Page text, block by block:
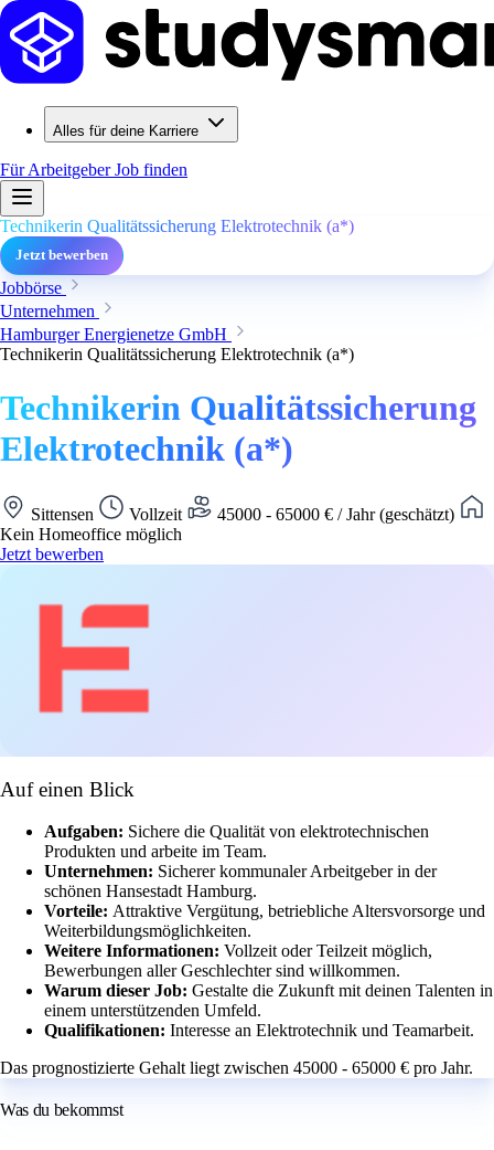
Alles für deine Karriere
Für ArbeitgeberJob finden
Technikerin Qualitätssicherung Elektrotechnik (a*)
Jetzt bewerben
Jobbörse
Unternehmen
Hamburger Energienetze GmbH
Technikerin Qualitätssicherung Elektrotechnik (a*)
Technikerin Qualitätssicherung
Elektrotechnik (a*)
Sittensen Vollzeit
45000 - 65000 € / Jahr (geschätzt)
Kein Homeoffice möglich
Jetzt bewerben
Auf einen Blick
Aufgaben: Sichere die Qualität von elektrotechnischen
Produkten und arbeite im Team.
Unternehmen: Sicherer kommunaler Arbeitgeber in der
schönen Hansestadt Hamburg.
Vorteile: Attraktive Vergütung, betriebliche Altersvorsorge und
Weiterbildungsmöglichkeiten.
Weitere Informationen: Vollzeit oder Teilzeit möglich,
Bewerbungen aller Geschlechter sind willkommen.
Warum dieser Job: Gestalte die Zukunft mit deinen Talenten in
einem unterstützenden Umfeld.
Qualifikationen: Interesse an Elektrotechnik und Teamarbeit.
Das prognostizierte Gehalt liegt zwischen 45000 - 65000 € pro Jahr.
Was du bekommst